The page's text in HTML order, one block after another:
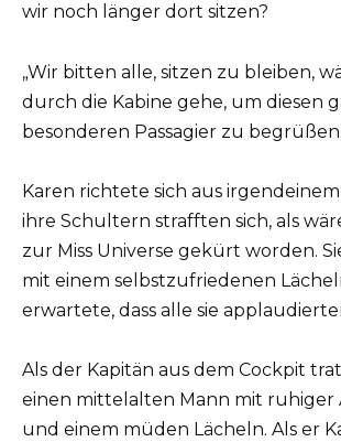
wir noch länger dort sitzen?
„Wir bitten alle, sitzen zu bleiben,
durch die Kabine gehe, um diesen
besonderen Passagier zu
Karen richtete sich aus
ihre Schultern strafften sich, als
zur Miss Universe gekürt worden.
mit einem selbstzufriedenen
erwartete, dass alle sie
Als der Kapitän aus dem Cockpit
einen mittelalten Mann mit ruhiger
und einem müden Lächeln. Als er